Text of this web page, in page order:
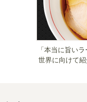
「本当に旨い
世界に向けて